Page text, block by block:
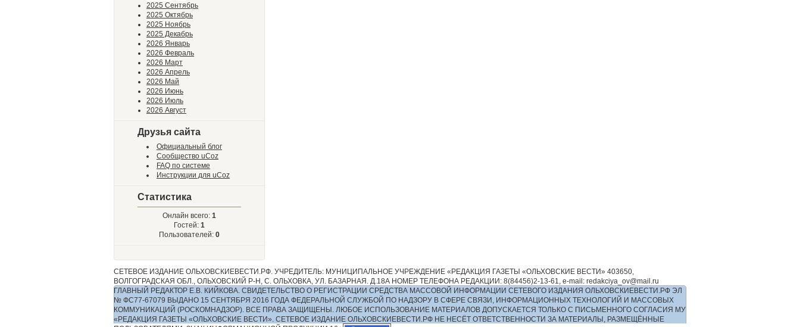
2025 Сентябрь
2025 Октябрь
2025 Ноябрь
2025 Декабрь
2026 Январь
2026 Февраль
2026 Март
2026 Апрель
2026 Май
2026 Июнь
2026 Июль
2026 Август
Друзья сайта
Официальный блог
Сообщество uCoz
FAQ по системе
Инструкции для uCoz
Статистика
Онлайн всего: 1
Гостей: 1
Пользователей: 0
СЕТЕВОЕ ИЗДАНИЕ ОЛЬХОВСКИЕВЕСТИ.РФ. УЧРЕДИТЕЛЬ: МУНИЦИПАЛЬНОЕ УЧРЕЖДЕНИЕ «РЕДАКЦИЯ ГАЗЕТЫ «ОЛЬХОВСКИЕ ВЕСТИ» 403650,
ВОЛГОГРАДСКАЯ ОБЛ., ОЛЬХОВСКИЙ Р-Н, С. ОЛЬХОВКА, УЛ. БАЗАРНАЯ. Д.18А НОМЕР ТЕЛЕФОНА РЕДАКЦИИ: 8(84456)2-13-61, e-mail: redakciya_ov@mail.ru
ГЛАВНЫЙ РЕДАКТОР Е.В. КИЙКОВА. СВИДЕТЕЛЬСТВО О РЕГИСТРАЦИИ СРЕДСТВА МАССОВОЙ ИНФОРМАЦИИ СЕТЕВОГО ИЗДАНИЯ ОЛЬХОВСКИЕВЕСТИ.РФ ЭЛ
№ ФС77-67079 ВЫДАНО 15 СЕНТЯБРЯ 2016 ГОДА ФЕДЕРАЛЬНОЙ СЛУЖБОЙ ПО НАДЗОРУ В СФЕРЕ СВЯЗИ, ИНФОРМАЦИОННЫХ ТЕХНОЛОГИЙ И МАССОВЫХ
КОММУНИКАЦИЙ (РОСКОМНАДЗОР). ВСЕ ПРАВА ЗАЩИЩЕНЫ. ЛЮБОЕ ИСПОЛЬЗОВАНИЕ МАТЕРИАЛОВ ДОПУСКАЕТСЯ ТОЛЬКО С ПИСЬМЕННОГО СОГЛАСИЯ МУ
«РЕДАКЦИЯ ГАЗЕТЫ «ОЛЬХОВСКИЕ ВЕСТИ». СЕТЕВОЕ ИЗДАНИЕ ОЛЬХОВСКИЕВЕСТИ.РФ НЕ НЕСЁТ ОТВЕТСТВЕННОСТИ ЗА МАТЕРИАЛЫ, РАЗМЕЩЁННЫЕ